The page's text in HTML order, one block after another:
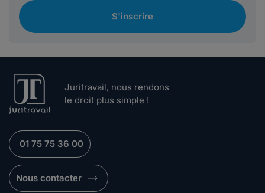
S'inscrire
Juritravail, nous rendons
le droit plus simple !
01 75 75 36 00
Nous contacter